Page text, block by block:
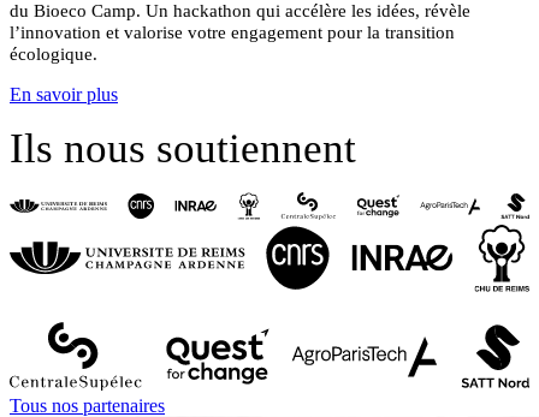
du Bioeco Camp. Un hackathon qui accélère les idées, révèle
l’innovation et valorise votre engagement pour la transition
écologique.
En savoir plus
Ils nous soutiennent
Tous nos partenaires